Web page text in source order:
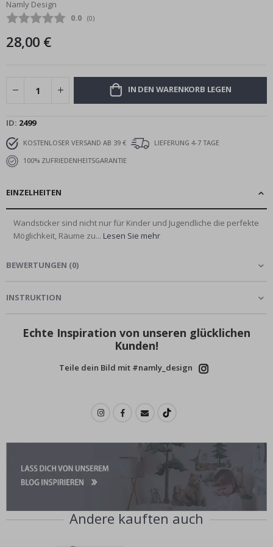
Bildgalerie
springen
Namly Design
Durchschnittliche Bewertung:
0.0 (abgegebene bewertungen:
0)
28,00 €
IN DEN WARENKORB LEGEN
ID 2499
KOSTENLOSER VERSAND AB 39 €
LIEFERUNG 4-7 TAGE
100% ZUFRIEDENHEITSGARANTIE
EINZELHEITEN
Wandsticker sind nicht nur für Kinder und Jugendliche die perfekte
Möglichkeit, Räume zu... Lesen Sie mehr
BEWERTUNGEN (0)
INSTRUKTION
Echte Inspiration von unseren glücklichen
Kunden!
Teile dein Bild mit #namly_design
Andere kauften auch